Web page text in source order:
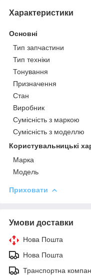
Характеристики
Основні
Тип запчастини
Тип техніки
Тонування
Призначення
Стан
Виробник
Сумісність з маркою
Сумісність з моделлю
Користувальницькі
Марка
Модель
Приховати
Умови доставки
Нова Пошта
Нова Пошта
Транспортна